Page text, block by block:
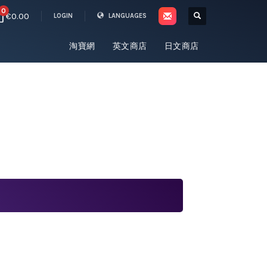
0€0.00 LOGIN LANGUAGES
淘寶網 英文商店 日文商店